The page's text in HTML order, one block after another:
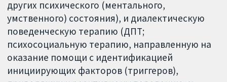
других психического (ментального,
умственного) состояния), и диалектическую
поведенческую терапию (ДПТ;
психосоциальную терапию, направленную на
оказание помощи с идентификацией
инициирующих факторов (триггеров),